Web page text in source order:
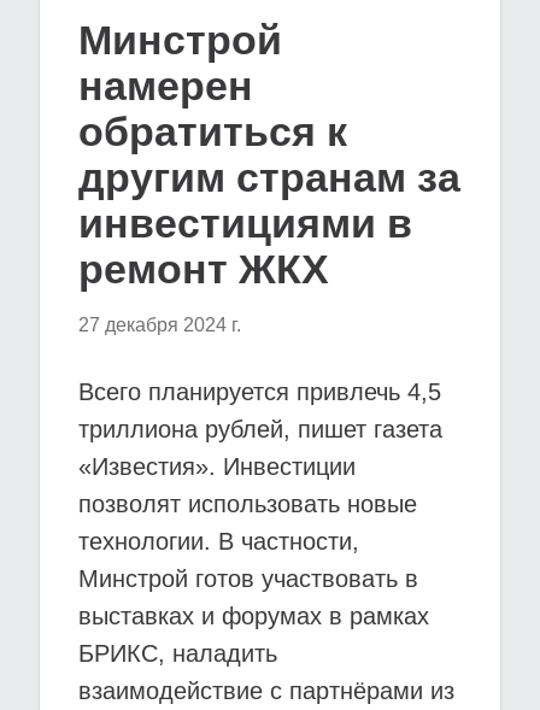
Минстрой
намерен
обратиться к
другим странам за
инвестициями в
ремонт ЖКХ
27 декабря 2024 г.
Всего планируется привлечь 4,5
триллиона рублей, пишет газета
«Известия». Инвестиции
позволят использовать новые
технологии. В частности,
Минстрой готов участвовать в
выставках и форумах в рамках
БРИКС, наладить
взаимодействие с партнёрами из